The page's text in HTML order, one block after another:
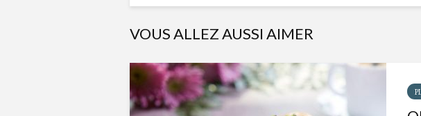
VOUS ALLEZ AUSSI AIMER